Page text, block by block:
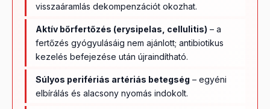
visszaáramlás dekompenzációt okozhat.
Aktív bőrfertőzés (erysipelas, cellulitis) – a
fertőzés gyógyulásáig nem ajánlott; antibiotikus
kezelés befejezése után újraindítható.
Súlyos perifériás artériás betegség – egyéni
elbírálás és alacsony nyomás indokolt.